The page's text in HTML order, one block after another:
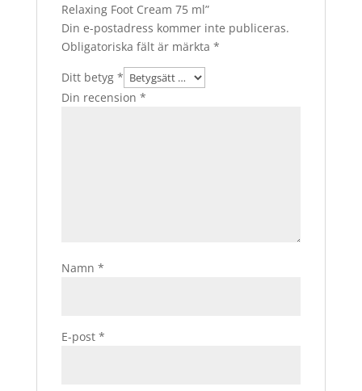
Relaxing Foot Cream 75 ml”
Din e-postadress kommer inte publiceras.
Obligatoriska fält är märkta *
Ditt betyg *
Din recension *
Namn *
E-post *